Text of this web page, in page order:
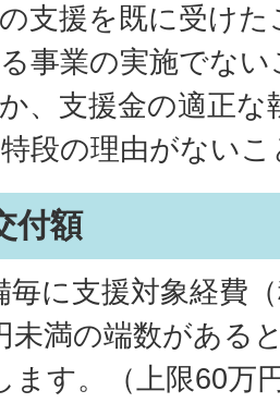
支援を既に受け
事業の実施でない
、支援金の適正
段の理由がないこ
付額
毎に支援対象経費
未満の端数がある
ます。（上限60万